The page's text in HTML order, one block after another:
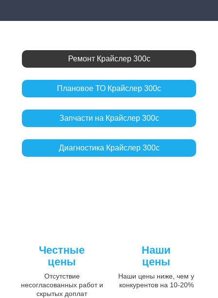
Ремонт Крайслер 300с
Плановое ТО Крайслер 300с
Запчасти на Крайслер 300с
Диагностика Крайслер 300с
Честные
цены
Отсутствие
несогласованных работ и
скрытых доплат
Наши
цены
Наши цены ниже, чем у
конкурентов на 10-20%